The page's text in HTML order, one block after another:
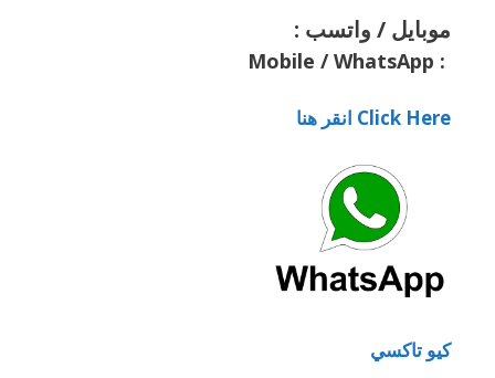
موبايل / واتسب :
:
Mobile / WhatsApp
Click Here انقر هنا
كيو تاكسي